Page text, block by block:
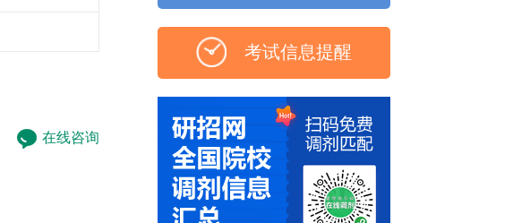
在线咨询
考试信息提醒